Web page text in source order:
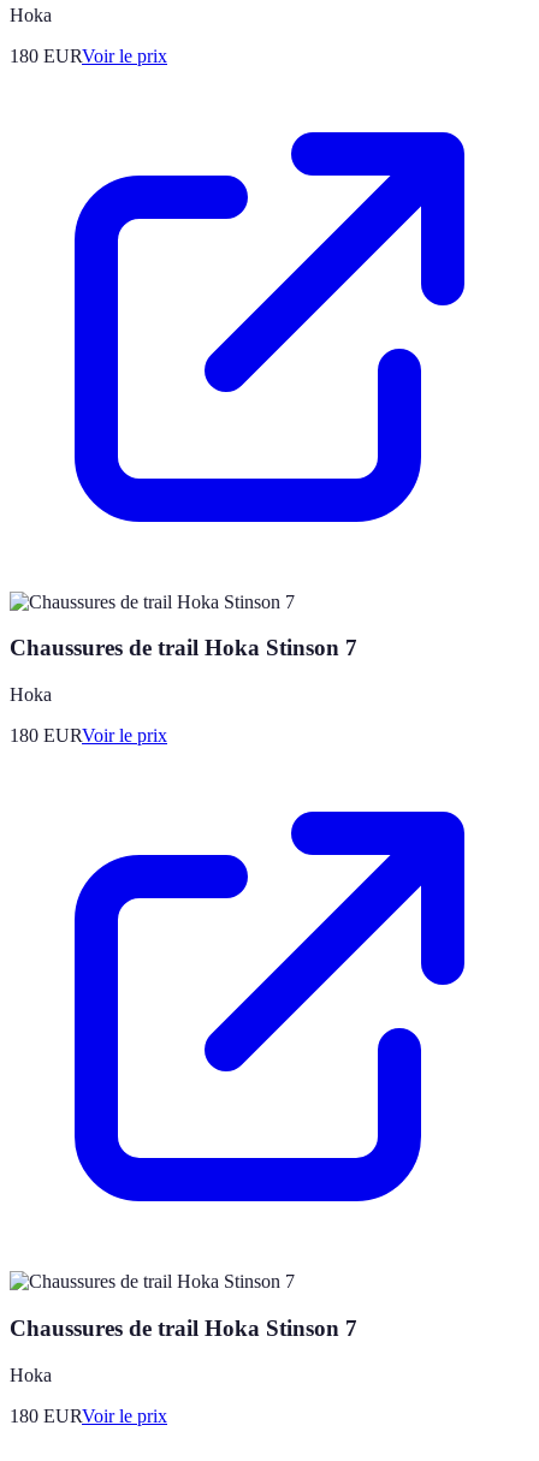
Hoka
180 EURVoir le prix
Chaussures de trail Hoka Stinson 7
Hoka
180 EURVoir le prix
Chaussures de trail Hoka Stinson 7
Hoka
180 EURVoir le prix